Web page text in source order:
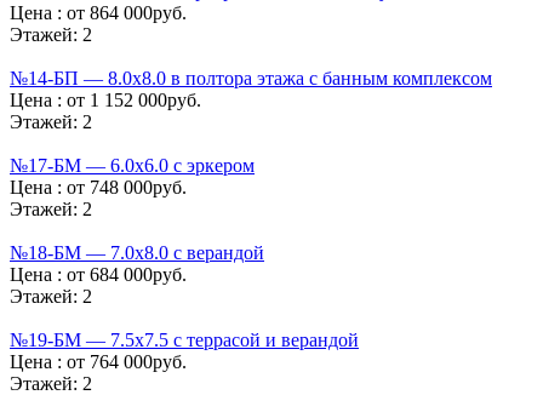
Цена : от 864 000руб.
Этажей: 2
№14-БП — 8.0х8.0 в полтора этажа с банным комплексом
Цена : от 1 152 000руб.
Этажей: 2
№17-БМ — 6.0х6.0 с эркером
Цена : от 748 000руб.
Этажей: 2
№18-БМ — 7.0х8.0 с верандой
Цена : от 684 000руб.
Этажей: 2
№19-БМ — 7.5х7.5 с террасой и верандой
Цена : от 764 000руб.
Этажей: 2